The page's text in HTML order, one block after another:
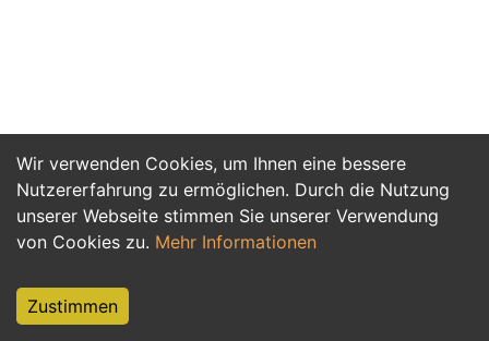
Wir verwenden Cookies, um Ihnen eine bessere
Nutzererfahrung zu ermöglichen. Durch die Nutzung
unserer Webseite stimmen Sie unserer Verwendung
von Cookies zu. Mehr Informationen
Zustimmen